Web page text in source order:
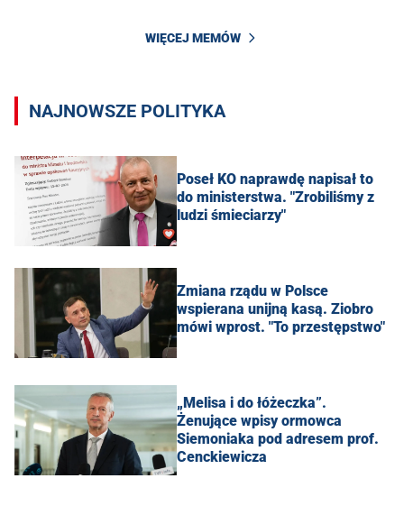
WIĘCEJ MEMÓW
NAJNOWSZE POLITYKA
Poseł KO naprawdę napisał to
do ministerstwa. "Zrobiliśmy z
ludzi śmieciarzy"
Zmiana rządu w Polsce
wspierana unijną kasą. Ziobro
mówi wprost. "To przestępstwo"
„Melisa i do łóżeczka”.
Żenujące wpisy ormowca
Siemoniaka pod adresem prof.
Cenckiewicza